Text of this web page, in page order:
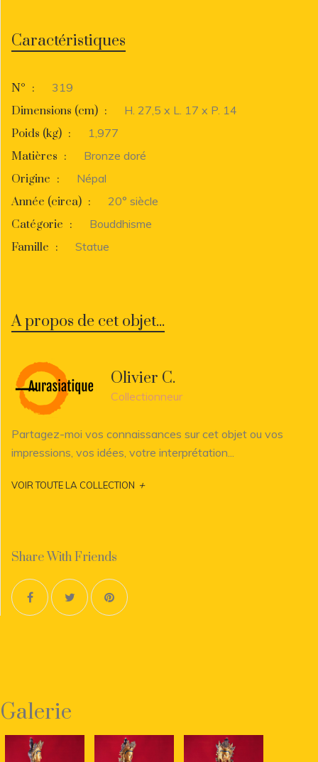
Caractéristiques
N° :
319
Dimensions (cm) :
H. 27,5 x L. 17 x P. 14
Poids (kg) :
1,977
Matières :
Bronze doré
Origine :
Népal
Année (circa) :
20° siècle
Catégorie :
Bouddhisme
Famille : Statue
A propos de cet objet...
Olivier C.
Collectionneur
Partagez-moi vos connaissances sur cet objet ou vos
impressions, vos idées, votre interprétation...
VOIR TOUTE LA COLLECTION +
Share With Friends
Galerie